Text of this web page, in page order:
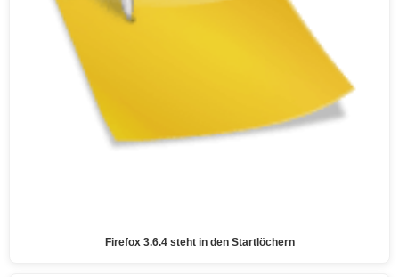
Firefox 3.6.4 steht in den Startlöchern